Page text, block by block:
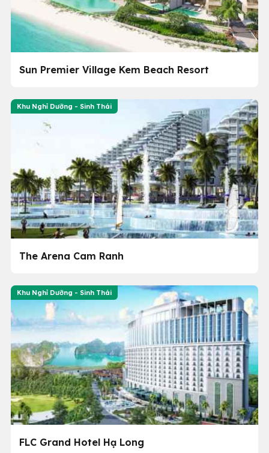
Sun Premier Village Kem Beach Resort
Khu Nghỉ Dưỡng - Sinh Thái
The Arena Cam Ranh
Khu Nghỉ Dưỡng - Sinh Thái
FLC Grand Hotel Hạ Long